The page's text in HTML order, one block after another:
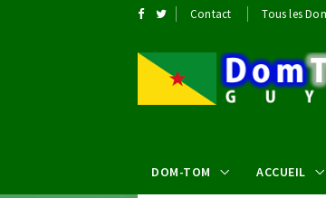
Contact Tous les
DOM-TOM ACCUEIL